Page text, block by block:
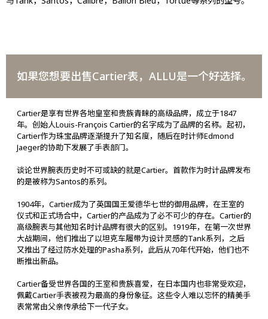
如果您想要出售Cartier表，ALLU是一个好选择。
Cartier是享有世界各地皇室和贵族青睐的高级品牌，成立于1847
年。创始人Louis-François Cartier的名字成为了品牌的名称。起初，
Cartier作为珠宝品牌逐渐提升了知名度，随后在时计师Edmond
Jaeger的协助下发展了手表部门。
谈论世界腕表历史时不可或缺的就是Cartier。首款作为时计品牌发布
的是被称为Santos的系列。
1904年，Cartier成为了英国国王爱德华七世的御用品牌，在王室的
仪式和正式场合中，Cartier的产品成为了必不可少的存在。Cartier的
高级腕表与其他知名时计品牌有很大的区别。1919年，在第一次世界
大战期间，他们推出了以坦克车履带为设计灵感的Tank系列，之后
又推出了经过防水处理的Pasha系列，此后从70年代开始，他们也不
断推出新品。
Cartier备受世界各国的王室和贵族喜爱，在日本国内也非常受欢迎，
佩戴Cartier手表被视为最高的身份象征。这些令人难以忘怀的精美手
表常常由父亲传承给下一代子女。